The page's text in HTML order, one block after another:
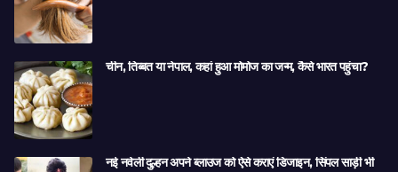
चीन, तिब्बत या नेपाल, कहां हुआ मोमोज का जन्म, कैसे भारत पहुंचा?
नई नवेली दुल्हन अपने ब्लाउज को ऐसे कराएं डिजाइन, सिंपल साड़ी भी